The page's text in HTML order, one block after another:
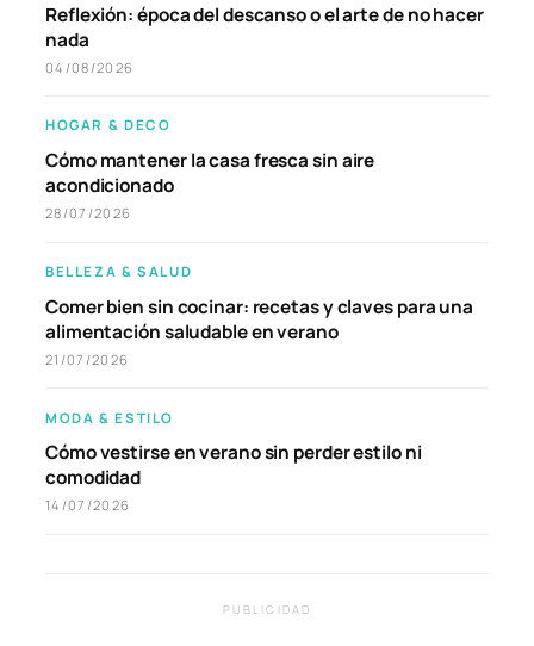
Reflexión: época del descanso o el arte de no hacer
nada
04/08/2026
HOGAR & DECO
Cómo mantener la casa fresca sin aire
acondicionado
28/07/2026
BELLEZA & SALUD
Comer bien sin cocinar: recetas y claves para una
alimentación saludable en verano
21/07/2026
MODA & ESTILO
Cómo vestirse en verano sin perder estilo ni
comodidad
14/07/2026
PUBLICIDAD